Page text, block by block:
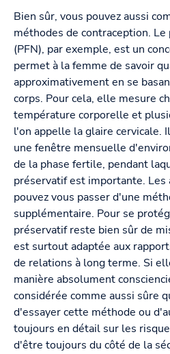
Bien sûr, vous pouvez aussi
méthodes de contraception.
(PFN), par exemple, est un
permet à la femme de savoir
approximativement en se
corps. Pour cela, elle mesure
température corporelle et
l'on appelle la glaire cervicale.
une fenêtre mensuelle
de la phase fertile, pendant
préservatif est importante. Les
pouvez vous passer d'une
supplémentaire. Pour se
préservatif reste bien sûr de
est surtout adaptée aux
de relations à long terme. Si
manière absolument
considérée comme aussi sûre
d'essayer cette méthode ou
toujours en détail sur les
d'être toujours du côté de la